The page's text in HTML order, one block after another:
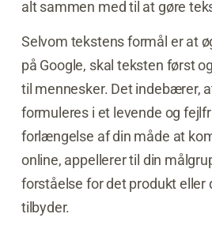
alt sammen med til at gøre
Selvom tekstens formål er at
på Google, skal teksten først
til mennesker. Det indebærer,
formuleres i et levende og
forlængelse af din måde at
online, appellerer til din
forståelse for det produkt eller
tilbyder.